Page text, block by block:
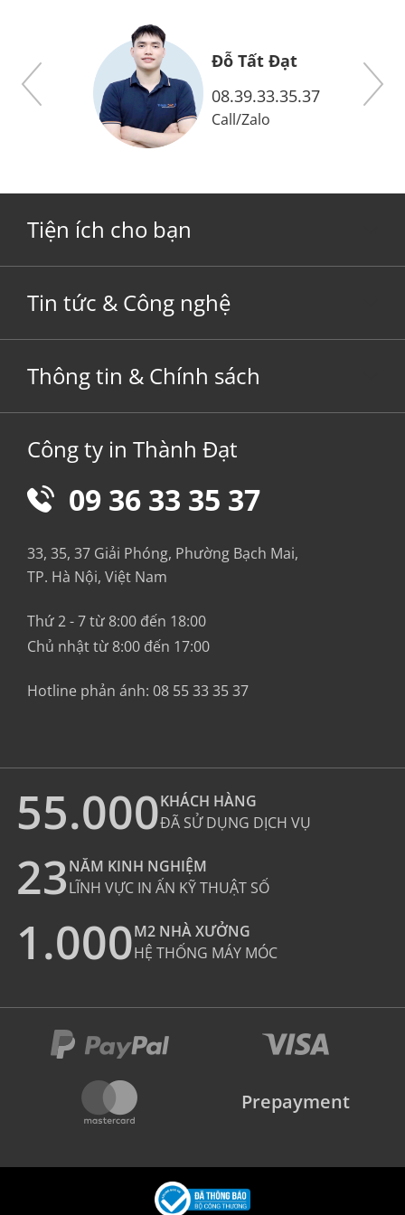
Đạt
Đỗ Xuân Doanh
08.38.33.35.37
Call
Tiện ích cho bạn
Tin tức & Công nghệ
Thông tin & Chính sách
Công ty in Thành Đạt
09 36 33 35 37
33, 35, 37 Giải Phóng, Phường Bạch Mai,
TP. Hà Nội, Việt Nam
Thứ 2 - 7 từ 8:00 đến 18:00
Chủ nhật từ 8:00 đến 17:00
Hotline phản ánh: 08 55 33 35 37
55.000KHÁCH HÀNG
ĐÃ SỬ DỤNG DỊCH VỤ
23NĂM KINH NGHIỆM
LĨNH VỰC IN ẤN KỸ THUẬT SỐ
1.000M2 NHÀ XƯỞNG
HỆ THỐNG MÁY MÓC
Prepayment